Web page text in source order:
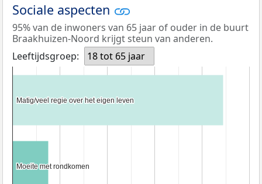
Sociale aspecten
95% van de inwoners van 65 jaar of ouder in de buurt
Braakhuizen-Noord krijgt steun van anderen.
Leeftijdsgroep:
18 tot 65 jaar
Matig/veel regie over het eigen leven
Matig/veel regie over het eigen leven
Moeite met rondkomen
Moeite met rondkomen